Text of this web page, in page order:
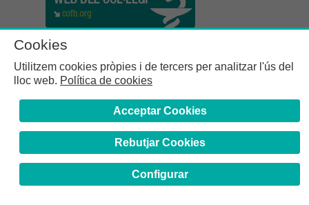
Col·legi de Farmacèutics de la Província de Barcelona | C.
Girona, n° 64-66 - 08009 Barcelona | Tel. (34) 932 44 07 10
Cookies
Utilitzem cookies pròpies i de tercers per analitzar l'ús del
lloc web. Política de cookies
Acceptar Cookies
Rebutjar Cookies
Configurar